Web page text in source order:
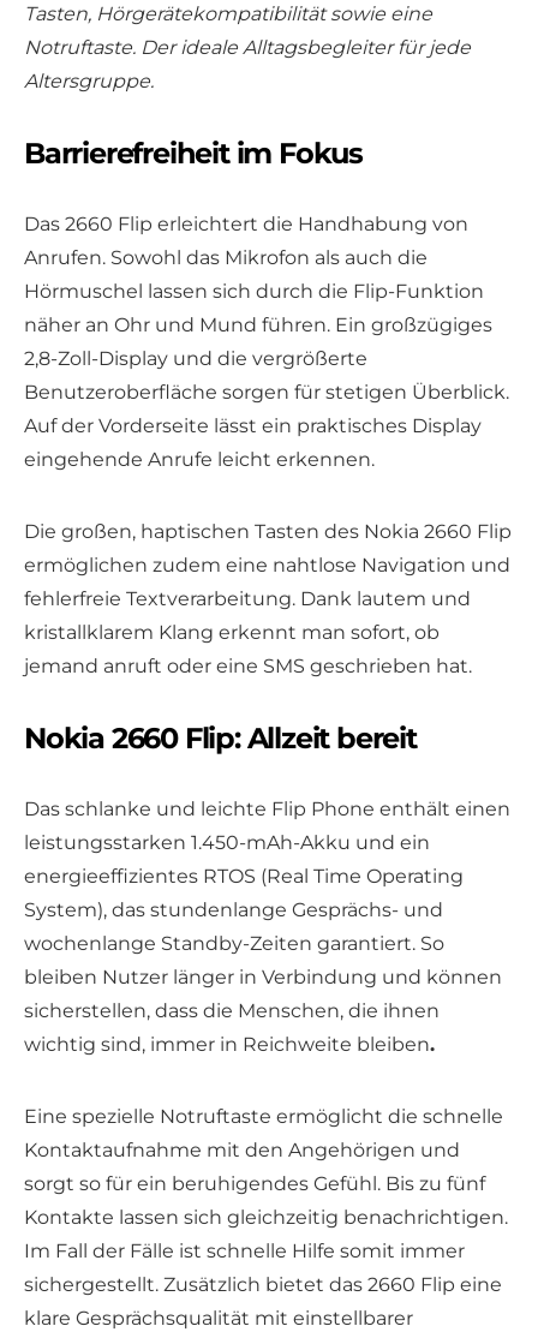
Tasten, Hörgerätekompatibilität sowie eine
Notruftaste. Der ideale Alltagsbegleiter für jede
Altersgruppe.
Barrierefreiheit im Fokus
Das 2660 Flip erleichtert die Handhabung von
Anrufen. Sowohl das Mikrofon als auch die
Hörmuschel lassen sich durch die Flip-Funktion
näher an Ohr und Mund führen. Ein großzügiges
2,8-Zoll-Display und die vergrößerte
Benutzeroberfläche sorgen für stetigen Überblick.
Auf der Vorderseite lässt ein praktisches Display
eingehende Anrufe leicht erkennen.
Die großen, haptischen Tasten des Nokia 2660 Flip
ermöglichen zudem eine nahtlose Navigation und
fehlerfreie Textverarbeitung. Dank lautem und
kristallklarem Klang erkennt man sofort, ob
jemand anruft oder eine SMS geschrieben hat.
Nokia 2660 Flip: Allzeit bereit
Das schlanke und leichte Flip Phone enthält einen
leistungsstarken 1.450-mAh-Akku und ein
energieeffizientes RTOS (Real Time Operating
System), das stundenlange Gesprächs- und
wochenlange Standby-Zeiten garantiert. So
bleiben Nutzer länger in Verbindung und können
sicherstellen, dass die Menschen, die ihnen
wichtig sind, immer in Reichweite bleiben.
Eine spezielle Notruftaste ermöglicht die schnelle
Kontaktaufnahme mit den Angehörigen und
sorgt so für ein beruhigendes Gefühl. Bis zu fünf
Kontakte lassen sich gleichzeitig benachrichtigen.
Im Fall der Fälle ist schnelle Hilfe somit immer
sichergestellt. Zusätzlich bietet das 2660 Flip eine
klare Gesprächsqualität mit einstellbarer